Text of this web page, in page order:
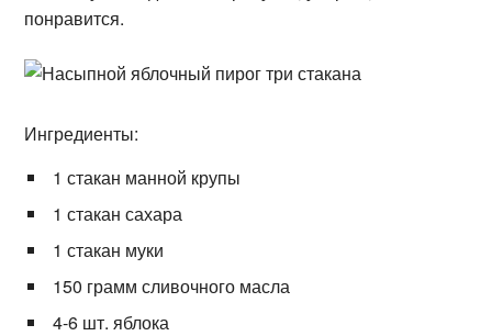
понравится.
Ингредиенты:
1 стакан манной крупы
1 стакан сахара
1 стакан муки
150 грамм сливочного масла
4-6 шт. яблока